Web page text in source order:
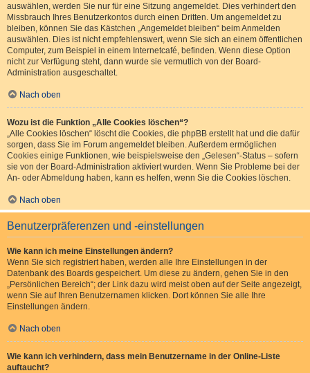
auswählen, werden Sie nur für eine Sitzung angemeldet. Dies verhindert den
Missbrauch Ihres Benutzerkontos durch einen Dritten. Um angemeldet zu
bleiben, können Sie das Kästchen „Angemeldet bleiben“ beim Anmelden
auswählen. Dies ist nicht empfehlenswert, wenn Sie sich an einem öffentlichen
Computer, zum Beispiel in einem Internetcafé, befinden. Wenn diese Option
nicht zur Verfügung steht, dann wurde sie vermutlich von der Board-
Administration ausgeschaltet.
Nach oben
Wozu ist die Funktion „Alle Cookies löschen“?
„Alle Cookies löschen“ löscht die Cookies, die phpBB erstellt hat und die dafür
sorgen, dass Sie im Forum angemeldet bleiben. Außerdem ermöglichen
Cookies einige Funktionen, wie beispielsweise den „Gelesen“-Status – sofern
sie von der Board-Administration aktiviert wurden. Wenn Sie Probleme bei der
An- oder Abmeldung haben, kann es helfen, wenn Sie die Cookies löschen.
Nach oben
Benutzerpräferenzen und -einstellungen
Wie kann ich meine Einstellungen ändern?
Wenn Sie sich registriert haben, werden alle Ihre Einstellungen in der
Datenbank des Boards gespeichert. Um diese zu ändern, gehen Sie in den
„Persönlichen Bereich“; der Link dazu wird meist oben auf der Seite angezeigt,
wenn Sie auf Ihren Benutzernamen klicken. Dort können Sie alle Ihre
Einstellungen ändern.
Nach oben
Wie kann ich verhindern, dass mein Benutzername in der Online-Liste
auftaucht?